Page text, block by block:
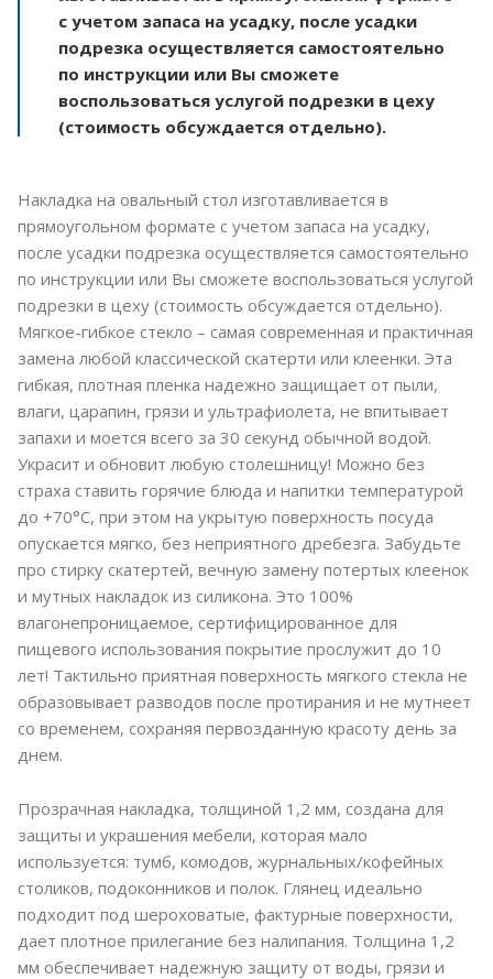
с учетом запаса на усадку, после усадки
подрезка осуществляется самостоятельно
по инструкции или Вы сможете
воспользоваться услугой подрезки в цеху
(стоимость обсуждается отдельно).
Накладка на овальный стол изготавливается в
прямоугольном формате с учетом запаса на усадку,
после усадки подрезка осуществляется самостоятельно
по инструкции или Вы сможете воспользоваться услугой
подрезки в цеху (стоимость обсуждается отдельно).
Мягкое-гибкое стекло – самая современная и практичная
замена любой классической скатерти или клеенки. Эта
гибкая, плотная пленка надежно защищает от пыли,
влаги, царапин, грязи и ультрафиолета, не впитывает
запахи и моется всего за 30 секунд обычной водой.
Украсит и обновит любую столешницу! Можно без
страха ставить горячие блюда и напитки температурой
до +70°C, при этом на укрытую поверхность посуда
опускается мягко, без неприятного дребезга. Забудьте
про стирку скатертей, вечную замену потертых клеенок
и мутных накладок из силикона. Это 100%
влагонепроницаемое, сертифицированное для
пищевого использования покрытие прослужит до 10
лет! Тактильно приятная поверхность мягкого стекла не
образовывает разводов после протирания и не мутнеет
со временем, сохраняя первозданную красоту день за
днем.
Прозрачная накладка, толщиной 1,2 мм, создана для
защиты и украшения мебели, которая мало
используется: тумб, комодов, журнальных/кофейных
столиков, подоконников и полок. Глянец идеально
подходит под шероховатые, фактурные поверхности,
дает плотное прилегание без налипания. Толщина 1,2
мм обеспечивает надежную защиту от воды, грязи и